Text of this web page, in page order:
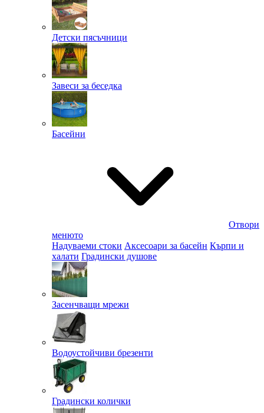
Детски пясъчници
Завеси за беседка
Басейни
Отвори
менюто
Надуваеми стоки Аксесоари за басейн Кърпи и
халати Градински душове
Засенчващи мрежи
Водоустойчиви брезенти
Градински колички